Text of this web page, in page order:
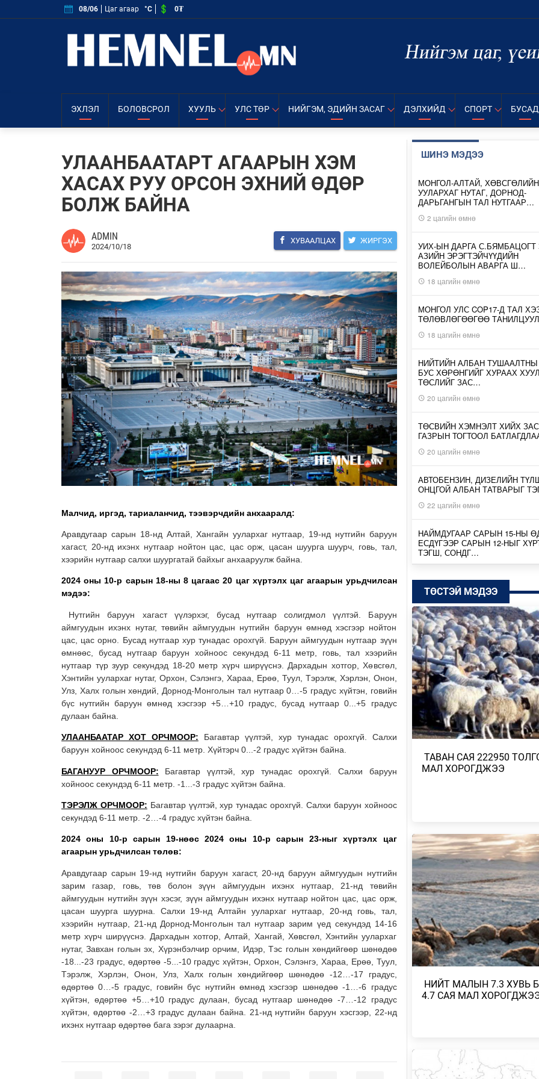
08/06 Цаг агаар °C 0₮
ЭХЛЭЛ БОЛОВСРОЛ ХУУЛЬ УЛС ТӨР НИЙГЭМ, ЭДИЙН ЗАСАГ ДЭЛХИЙД СПОРТ БУСАД
УЛААНБААТАРТ АГААРЫН ХЭМ
ХАСАХ РУУ ОРСОН ЭХНИЙ ӨДӨР
БОЛЖ БАЙНА
ADMIN
2024/10/18
ХУВААЛЦАХ ЖИРГЭХ
Малчид, иргэд, тариаланчид, тээвэрчдийн анхааралд:
Аравдугаар сарын 18-нд Алтай, Хангайн уулархаг нутгаар, 19-нд нутгийн баруун
хагаст, 20-нд ихэнх нутгаар нойтон цас, цас орж, цасан шуурга шуурч, говь, тал,
хээрийн нутгаар салхи шуургатай байхыг анхааруулж байна.
2024 оны 10-р сарын 18-ны 8 цагаас 20 цаг хүртэлх цаг агаарын урьдчилсан
мэдээ:
Нутгийн баруун хагаст үүлэрхэг, бусад нутгаар солигдмол үүлтэй. Баруун
аймгуудын ихэнх нутаг, төвийн аймгуудын нутгийн баруун өмнөд хэсгээр нойтон
цас, цас орно. Бусад нутгаар хур тунадас орохгүй. Баруун аймгуудын нутгаар зүүн
өмнөөс, бусад нутгаар баруун хойноос секундэд 6-11 метр, говь, тал хээрийн
нутгаар түр зуур секундэд 18-20 метр хүрч ширүүснэ. Дархадын хотгор, Хөвсгөл,
Хэнтийн уулархаг нутаг, Орхон, Сэлэнгэ, Хараа, Ерөө, Туул, Тэрэлж, Хэрлэн, Онон,
Улз, Халх голын хөндий, Дорнод-Монголын тал нутгаар 0…-5 градус хүйтэн, говийн
бүс нутгийн баруун өмнөд хэсгээр +5…+10 градус, бусад нутгаар 0...+5 градус
дулаан байна.
УЛААНБААТАР ХОТ ОРЧМООР: Багавтар үүлтэй, хур тунадас орохгүй. Салхи
баруун хойноос секундэд 6-11 метр. Хүйтэрч 0...-2 градус хүйтэн байна.
БАГАНУУР ОРЧМООР: Багавтар үүлтэй, хур тунадас орохгүй. Салхи баруун
хойноос секундэд 6-11 метр. -1...-3 градус хүйтэн байна.
ТЭРЭЛЖ ОРЧМООР: Багавтар үүлтэй, хур тунадас орохгүй. Салхи баруун хойноос
секундэд 6-11 метр. -2…-4 градус хүйтэн байна.
2024 оны 10-р сарын 19-нөөс 2024 оны 10-р сарын 23-ныг хүртэлх цаг
агаарын урьдчилсан төлөв:
Аравдугаар сарын 19-нд нутгийн баруун хагаст, 20-нд баруун аймгуудын нутгийн
зарим газар, говь, төв болон зүүн аймгуудын ихэнх нутгаар, 21-нд төвийн
аймгуудын нутгийн зүүн хэсэг, зүүн аймгуудын ихэнх нутгаар нойтон цас, цас орж,
цасан шуурга шуурна. Салхи 19-нд Алтайн уулархаг нутгаар, 20-нд говь, тал,
хээрийн нутгаар, 21-нд Дорнод-Монголын тал нутгаар зарим үед секундэд 14-16
метр хүрч ширүүснэ. Дархадын хотгор, Алтай, Хангай, Хөвсгөл, Хэнтийн уулархаг
нутаг, Завхан голын эх, Хүрэнбэлчир орчим, Идэр, Тэс голын хөндийгөөр шөнөдөө
-18...-23 градус, өдөртөө -5...-10 градус хүйтэн, Орхон, Сэлэнгэ, Хараа, Ерөө, Туул,
Тэрэлж, Хэрлэн, Онон, Улз, Халх голын хөндийгөөр шөнөдөө -12…-17 градус,
өдөртөө 0…-5 градус, говийн бүс нутгийн өмнөд хэсгээр шөнөдөө -1…-6 градус
хүйтэн, өдөртөө +5…+10 градус дулаан, бусад нутгаар шөнөдөө -7…-12 градус
хүйтэн, өдөртөө -2…+3 градус дулаан байна. 21-нд нутгийн баруун хэсгээр, 22-нд
ихэнх нутгаар өдөртөө бага зэрэг дулаарна.
ШИНЭ МЭДЭЭ
МОНГОЛ-АЛТАЙ, ХӨВСГӨЛИЙН
УУЛАРХАГ НУТАГ, ДОРНОД-
ДАРЬГАНГЫН ТАЛ НУТГААР…
2 цагийн өмнө
УИХ-ЫН ДАРГА С.БЯМБАЦОГТ
АЗИЙН ЭРЭГТЭЙЧҮҮДИЙН
ВОЛЕЙБОЛЫН АВАРГА Ш…
18 цагийн өмнө
МОНГОЛ УЛС COP17-Д ТАЛ
ТӨЛӨВЛӨГӨӨГӨӨ
18 цагийн өмнө
НИЙТИЙН АЛБАН ТУШААЛТНЫ
БУС ХӨРӨНГИЙГ ХУРААХ
ТӨСЛИЙГ ЗАС…
20 цагийн өмнө
ТӨСВИЙН ХЭМНЭЛТ ХИЙХ
ГАЗРЫН ТОГТООЛ
20 цагийн өмнө
АВТОБЕНЗИН, ДИЗЕЛИЙН
ОНЦГОЙ АЛБАН ТАТВАРЫГ
22 цагийн өмнө
НАЙМДУГААР САРЫН 15-НЫ
ЕСДҮГЭЭР САРЫН 12-НЫГ
ТЭГШ, СОНДГ…
ТӨВ, ГОВЬ, ЗҮҮН АЙМГУУДЫН
ЗАРИМ ГАЗРААР ДУУ
ААДАР…
Өчигдөр
НИЙТИЙН АЛБАН ТУШААЛТНЫ
БУС ХӨРӨНГИЙГ ХУРААХ
ТӨСӨЛ БОЛОВ…
2026/08/04
ЭХ БАЙГАЛЬ, ГАЗАР ШОРОО
ШИМИЙГ НЬ ХҮРТЭХ КОП17
МОНГОЛБАНК 7 ДУГААР САРД
ЗОХИОН БАЙГУУЛЖ,
АСУУЛТЫГ ЕРӨН…
2026/08/04
БАРУУН, ТӨВ, ГОВЬ, ЗҮҮН
НУТГИЙН ЗАРИМ ГАЗРААР ДУУ
ЦАХИЛГААНТ…
2026/08/04
НАЙМДУГААР САРЫН 1,2-НД
ВАГОН БУЮУ 5160 ТОНН
ОРЖ ИРЖЭ…
2026/08/03
ХАНГАЙ, ХӨВСГӨЛИЙН
ТӨСТЭЙ МЭДЭЭ
ТАВАН САЯ 222950
МАЛ ХОРОГДЖЭЭ
НИЙТ МАЛЫН 7.3 ХУВЬ
4.7 САЯ МАЛ